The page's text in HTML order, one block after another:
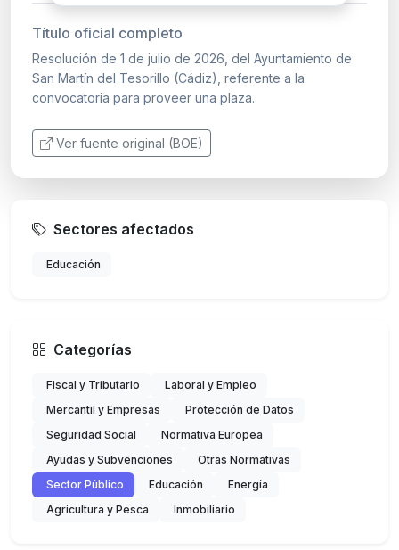
Título oficial completo
Resolución de 1 de julio de 2026, del Ayuntamiento de
San Martín del Tesorillo (Cádiz), referente a la
convocatoria para proveer una plaza.
Ver fuente original (BOE)
Sectores afectados
Educación
Categorías
Fiscal y Tributario
Laboral y Empleo
Mercantil y Empresas
Protección de Datos
Seguridad Social
Normativa Europea
Ayudas y Subvenciones
Otras Normativas
Sector Público
Educación
Energía
Agricultura y Pesca
Inmobiliario